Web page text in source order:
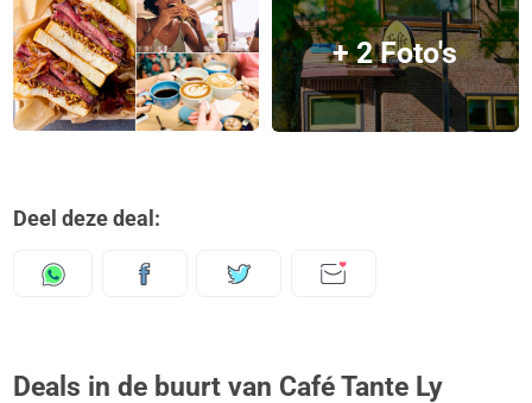
+ 2 Foto's
Deel deze deal:
Deals in de buurt van Café Tante Ly